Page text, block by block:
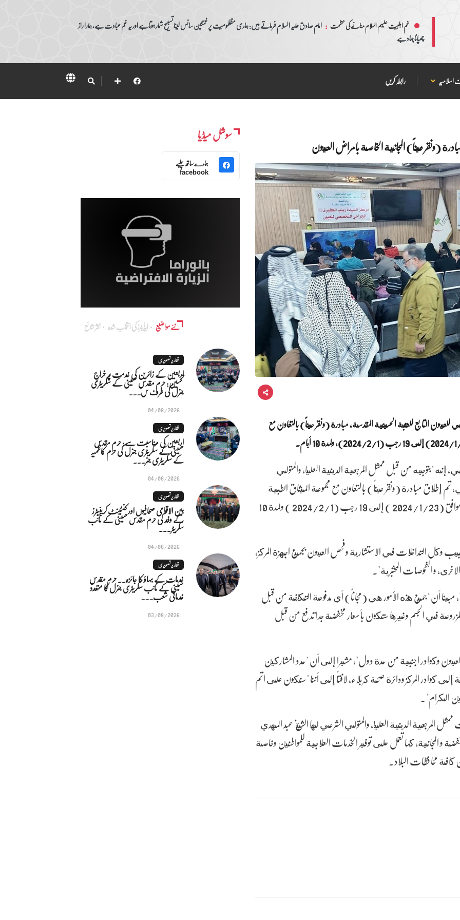
غم اہلبیت علیہم السلام منانے کی عظمت : امام صادق علیہ السلام فرماتے ہیں: ہماری مظلمومیت پر غمگین سانس لینا تسبیح شمار ہوتا ہے اور یہ غم عبادت ہے، ہمارا راز
چھپانا جہاد ہے
اسلامیہ رابطہ کریں
(ونقر عيناً) المجانية الخاصة بامراض العيون
التابع للعتبة الحسينية المقدسة، مبادرة (ونقر عيناً) بالتعاون مع
إنه "بتوجيه من قبل ممثل المرجعية الدينية العليا، والمتولي
تم إطلاق مبادرة (ونقر عيناً) بالتعاون مع مجموعة الميثاق الطبية
التطوعية ودائرة صحة كربلاء المقدسة، ابتداءً من 11 رجب الموافق (2024/1/23 ) إلى 19 رجب (2024/2/1 ) ولمدة 10
وكل التداخلات في الاستشارية وفحص العيون بجميع اجهزة المركز،
و الفحوصات المختبرية".
مبينا أن "جميع هذه الأمور هي (مجاناً) أي مدفوعة التكلفة من قبل
في الجسم وغيرها ستكون بأسعار مخفضة جدا تدفع من قبل
وكوادر اجنبية من عدة دول"، مشيرا إلى أن "عدد المشاركين
بالإضافة إلى كوادر المركز ودائرة صحة كربلاء، لافتاً إلى أننا "سنكون على اتم
الكرام".
المرجعية الدينية العليا، والمتولي الشرعي لها الشيخ عبد المهدي
و المجانية، كما تعمل على توفير الخدمات العلاجية للمواطنين وخاصة
كافة محافظات البلاد.
سوشل میڈیا
ہمارے ساتھ چلیے
facebook
نئے مواضیع ایڈٰیٹرز کی انتخاب شدہ اکثر شائع
تقاریر تصویری
اربعین کے زائرین کی خدمت پر خراجِ
تحسین: حرم مقدس حسینی کے سکریٹری
جنرل کی طرف س...
04/08/2026
تقاریر تصویری
اربعین کی مناسبت سے: حرم مقدس
حسینی کے سکریٹری جنرل کی حرم کاظمیہ
کے سکریٹری جنر...
04/08/2026
تقاریر تصویری
بین الاقوامی صحافیوں اور کنٹینٹ کریئیٹرز
کے وفد کی حرم مقدس حسینی کے نائب
سکریٹر...
04/08/2026
تقاریر تصویری
خدمات کے بہاؤ کا جائزہ.. حرم مقدس
حسینی کے نائب سکریٹری جنرل کا متعدد
خدماتی شعب...
03/08/2026